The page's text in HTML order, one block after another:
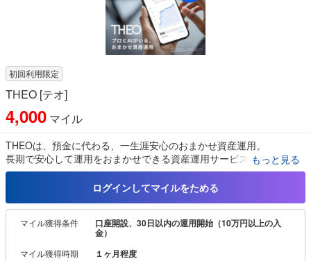
初回利用限定
THEO [テオ]
4,000 マイル
THEOは、預金に代わる、一生涯安心のおまかせ資産運用。
長期で安心して運用をおまかせできる資産運用サービスです。
資産運用のプロがアルゴリズムと機能を監修し、下落リスクを軽減
するため
AI機能を搭載することで、よりよい資産の成長を目指しています。
THEOで3年以上運用を続けたお客さま※の、9割以上がプラスの収益
を得ています。
もっと見る
ログインしてマイルをためる
マイル獲得条件 口座開設、30日以内の運用開始（10万円以上の入
金）
マイル獲得時期 １ヶ月程度